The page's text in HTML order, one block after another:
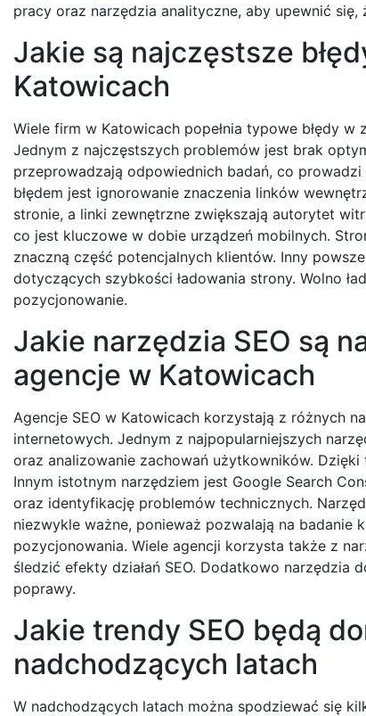
pracy oraz narzędzia analityczne, aby upewnić
Jakie są najczęstsze
Katowicach
Wiele firm w Katowicach popełnia typowe błędy
Jednym z najczęstszych problemów jest brak
przeprowadzają odpowiednich badań, co
błędem jest ignorowanie znaczenia linków
stronie, a linki zewnętrzne zwiększają autorytet
co jest kluczowe w dobie urządzeń mobilnych.
znaczną część potencjalnych klientów. Inny
dotyczących szybkości ładowania strony. Wolno
pozycjonowanie.
Jakie narzędzia SEO są
agencje w Katowicach
Agencje SEO w Katowicach korzystają z różnych
internetowych. Jednym z najpopularniejszych
oraz analizowanie zachowań użytkowników.
Innym istotnym narzędziem jest Google Search
oraz identyfikację problemów technicznych.
niezwykle ważne, ponieważ pozwalają na
pozycjonowania. Wiele agencji korzysta także z
śledzić efekty działań SEO. Dodatkowo narzędzia
poprawy.
Jakie trendy SEO będą
nadchodzących latach
W nadchodzących latach można spodziewać się